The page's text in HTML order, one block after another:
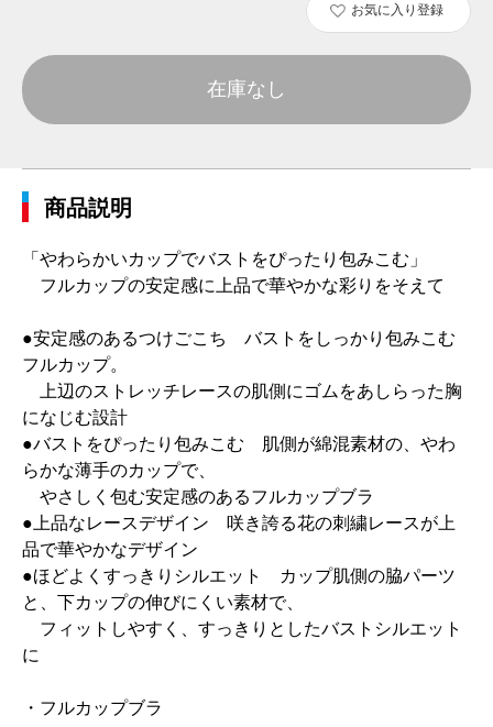
お気に入り登録
在庫なし
商品説明
「やわらかいカップでバストをぴったり包みこむ」
フルカップの安定感に上品で華やかな彩りをそえて
●安定感のあるつけごこち バストをしっかり包みこむ
フルカップ。
上辺のストレッチレースの肌側にゴムをあしらった胸
になじむ設計
●バストをぴったり包みこむ 肌側が綿混素材の、やわ
らかな薄手のカップで、
やさしく包む安定感のあるフルカップブラ
●上品なレースデザイン 咲き誇る花の刺繍レースが上
品で華やかなデザイン
●ほどよくすっきりシルエット カップ肌側の脇パーツ
と、下カップの伸びにくい素材で、
フィットしやすく、すっきりとしたバストシルエット
に
・フルカップブラ